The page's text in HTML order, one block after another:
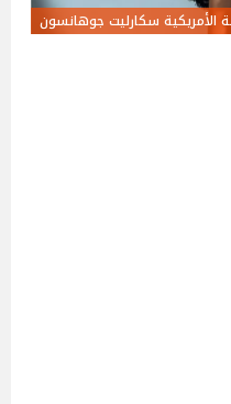
الأمريكية سكارليت جوهانسون